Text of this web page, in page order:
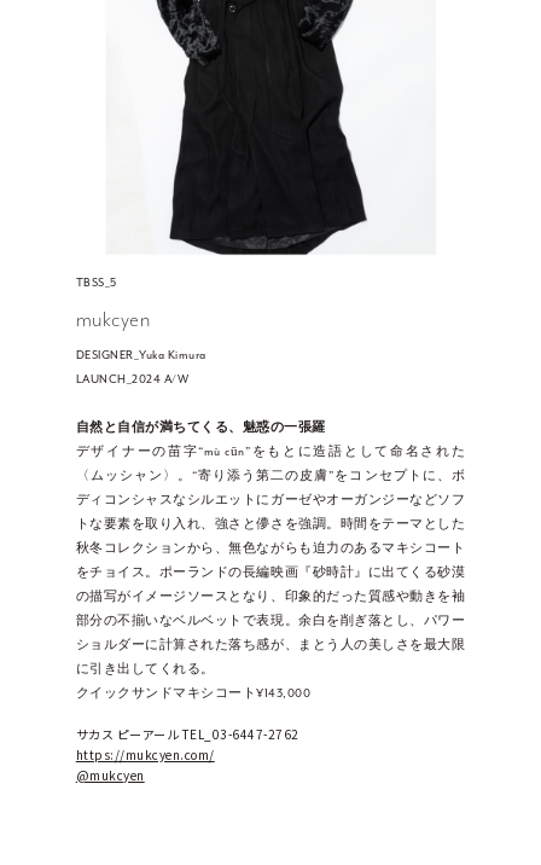
TBSS_5
mukcyen
DESIGNER_Yuka Kimura
LAUNCH_2024 A/W
自然と自信が満ちてくる、魅惑の一張羅
デザイナーの苗字“mù cūn”をもとに造語として命名された
〈ムッシャン〉。“寄り添う第二の皮膚”をコンセプトに、ボ
ディコンシャスなシルエットにガーゼやオーガンジーなどソフ
トな要素を取り入れ、強さと儚さを強調。時間をテーマとした
秋冬コレクションから、無色ながらも迫力のあるマキシコート
をチョイス。ポーランドの長編映画『砂時計』に出てくる砂漠
の描写がイメージソースとなり、印象的だった質感や動きを袖
部分の不揃いなベルベットで表現。余白を削ぎ落とし、パワー
ショルダーに計算された落ち感が、まとう人の美しさを最大限
に引き出してくれる。
クイックサンドマキシコート¥143,000
サカス ピーアール TEL_03-6447-2762
https://mukcyen.com/
@mukcyen